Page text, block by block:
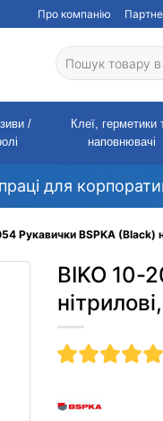
Про компанію
/
Клеї, герметики
наповнювачі
для
Рукавички BSPKA (Black)
BIKO 10-